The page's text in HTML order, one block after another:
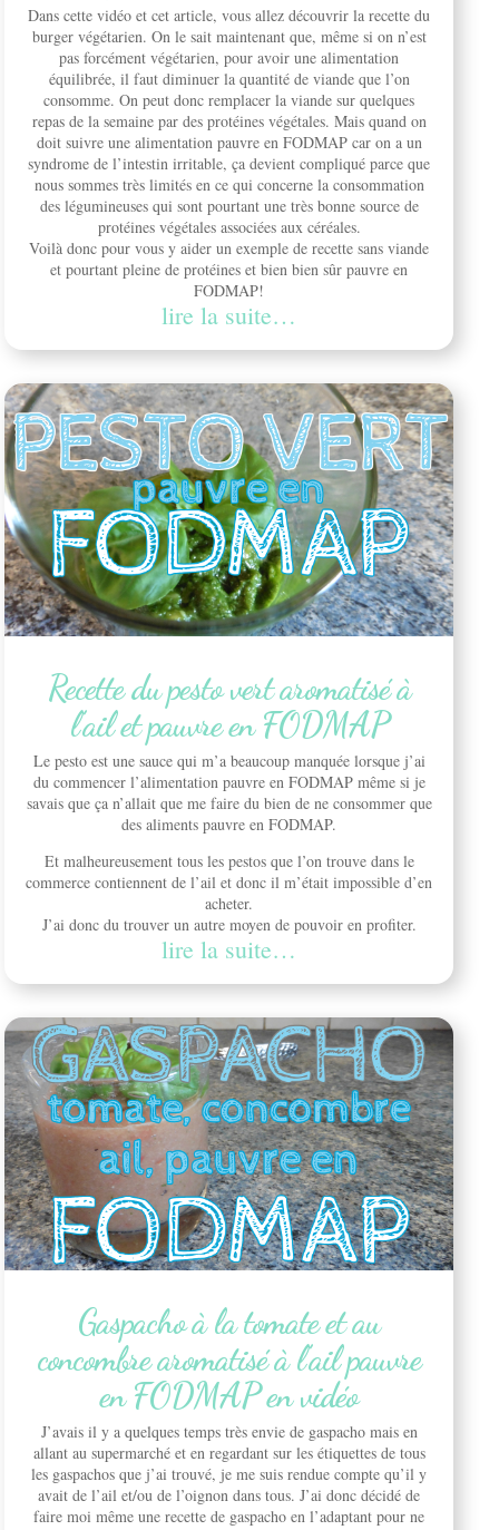
Dans cette vidéo et cet article, vous allez découvrir la recette du
burger végétarien. On le sait maintenant que, même si on n’est
pas forcément végétarien, pour avoir une alimentation
équilibrée, il faut diminuer la quantité de viande que l’on
consomme. On peut donc remplacer la viande sur quelques
repas de la semaine par des protéines végétales. Mais quand on
doit suivre une alimentation pauvre en FODMAP car on a un
syndrome de l’intestin irritable, ça devient compliqué parce que
nous sommes très limités en ce qui concerne la consommation
des légumineuses qui sont pourtant une très bonne source de
protéines végétales associées aux céréales.
Voilà donc pour vous y aider un exemple de recette sans viande
et pourtant pleine de protéines et bien bien sûr pauvre en
FODMAP!
lire la suite…
Recette du pesto vert aromatisé à
l’ail et pauvre en FODMAP
Le pesto est une sauce qui m’a beaucoup manquée lorsque j’ai
du commencer l’alimentation pauvre en FODMAP même si je
savais que ça n’allait que me faire du bien de ne consommer que
des aliments pauvre en FODMAP.
Et malheureusement tous les pestos que l’on trouve dans le
commerce contiennent de l’ail et donc il m’était impossible d’en
acheter.
J’ai donc du trouver un autre moyen de pouvoir en profiter.
lire la suite…
Gaspacho à la tomate et au
concombre aromatisé à l’ail pauvre
en FODMAP en vidéo
J’avais il y a quelques temps très envie de gaspacho mais en
allant au supermarché et en regardant sur les étiquettes de tous
les gaspachos que j’ai trouvé, je me suis rendue compte qu’il y
avait de l’ail et/ou de l’oignon dans tous. J’ai donc décidé de
faire moi même une recette de gaspacho en l’adaptant pour ne